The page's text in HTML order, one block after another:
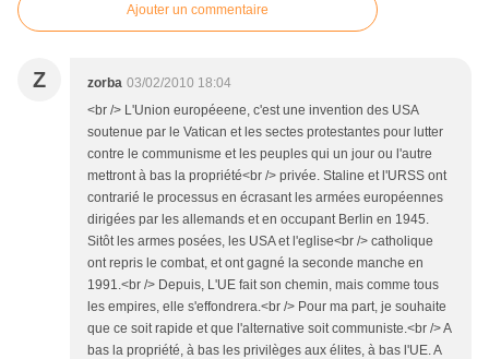
Ajouter un commentaire
Z zorba 03/02/2010 18:04
<br /> L'Union européeene, c'est une invention des USA
soutenue par le Vatican et les sectes protestantes pour lutter
contre le communisme et les peuples qui un jour ou l'autre
mettront à bas la propriété<br /> privée. Staline et l'URSS ont
contrarié le processus en écrasant les armées européennes
dirigées par les allemands et en occupant Berlin en 1945.
Sitôt les armes posées, les USA et l'eglise<br /> catholique
ont repris le combat, et ont gagné la seconde manche en
1991.<br /> Depuis, L'UE fait son chemin, mais comme tous
les empires, elle s'effondrera.<br /> Pour ma part, je souhaite
que ce soit rapide et que l'alternative soit communiste.<br /> A
bas la propriété, à bas les privilèges aux élites, à bas l'UE. A